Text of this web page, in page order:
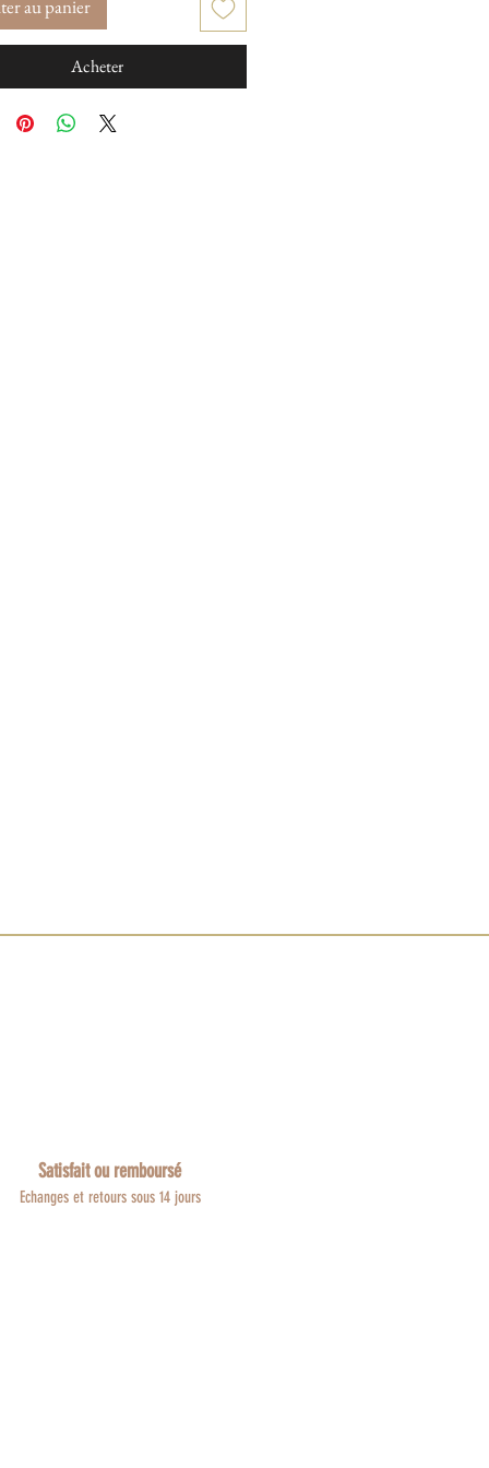
au panier
Acheter
Satisfait ou remboursé
Echanges et retours sous 14 jours